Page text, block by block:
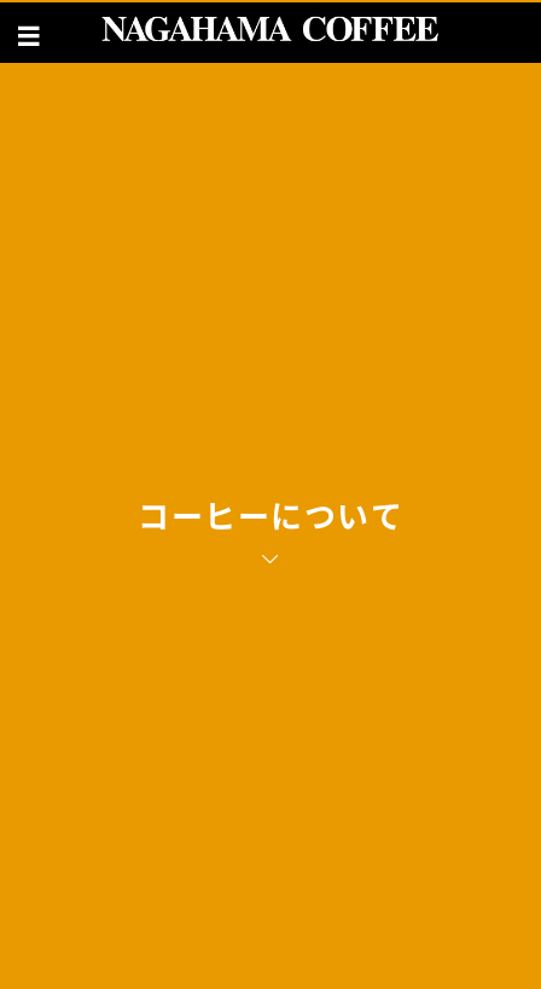
コーヒーについて